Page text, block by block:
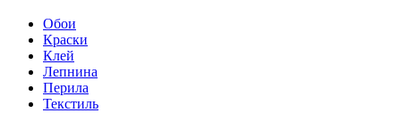
Обои
Краски
Клей
Лепнина
Перила
Текстиль